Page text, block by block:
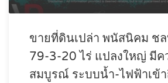
ขายที่ดินเปล่า พนัสนิคม ช
79-3-20 ไร่ แปลงใหญ่ มีค
สมบูรณ์ ระบบน้ำ-ไฟฟ้าเข้า